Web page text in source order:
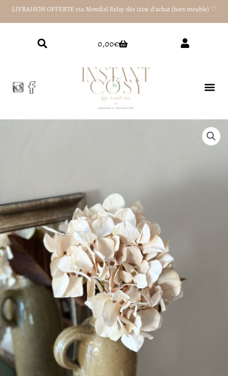
AllerLIVRAISON OFFERTE via Mondial Relay dés 120€ d'achat (hors meuble) ♡
0,00€Panier